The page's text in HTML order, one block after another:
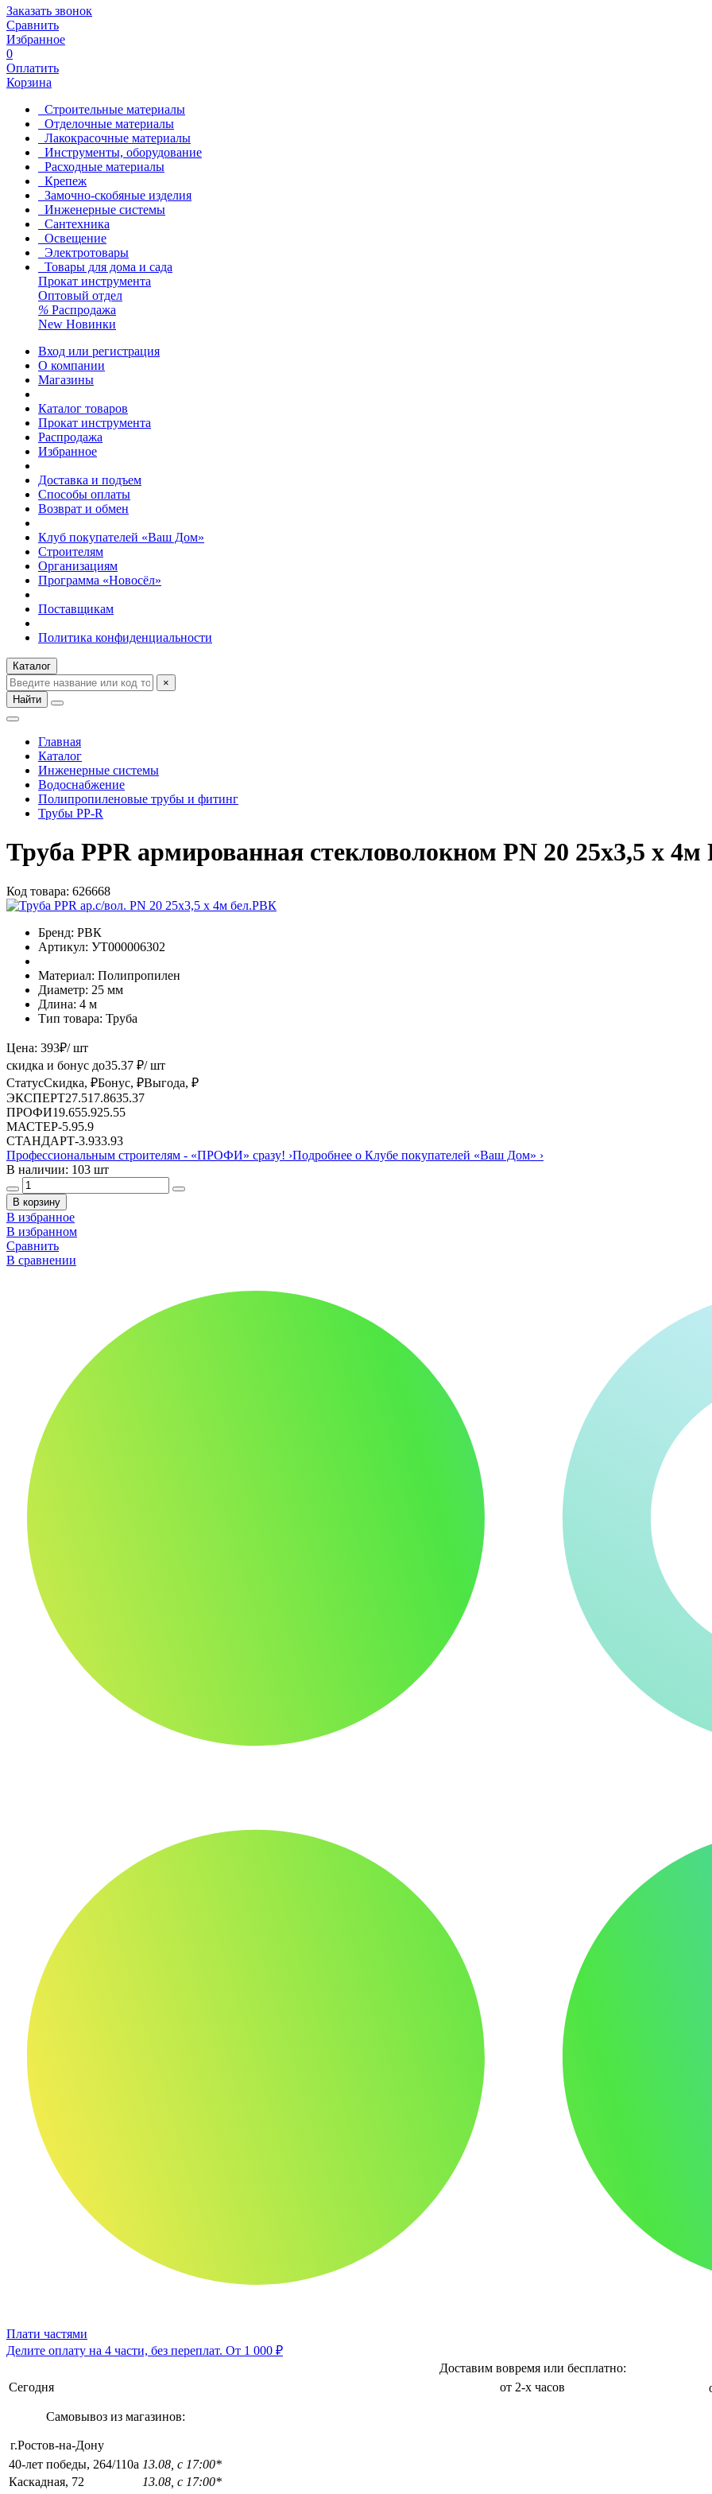
Заказать звонок
Сравнить
Избранное
0
Оплатить
Корзина
Строительные материалы
Отделочные материалы
Лакокрасочные материалы
Инструменты, оборудование
Расходные материалы
Крепеж
Замочно-скобяные изделия
Инженерные системы
Сантехника
Освещение
Электротовары
Товары для дома и сада
Прокат инструмента
Оптовый отдел
% Распродажа
New Новинки
Вход или регистрация
О компании
Магазины
Каталог товаров
Прокат инструмента
Распродажа
Избранное
Доставка и подъем
Способы оплаты
Возврат и обмен
Клуб покупателей «Ваш Дом»
Строителям
Организациям
Программа «Новосёл»
Поставщикам
Политика конфиденциальности
Каталог
×
Найти
Главная
Каталог
Инженерные системы
Водоснабжение
Полипропиленовые трубы и фитинг
Трубы PP-R
Труба PPR армированная стекловолокном PN 20 25х3,5 х
Код товара: 626668
Бренд: РВК
Артикул: УТ000006302
Материал: Полипропилен
Диаметр: 25 мм
Длина: 4 м
Тип товара: Труба
Цена: 393₽/ шт
скидка и бонус до35.37 ₽/ шт
СтатусСкидка, ₽Бонус, ₽Выгода, ₽
ЭКСПЕРТ27.51 7.8635.37
ПРОФИ19.655.925.55
МАСТЕР-5.95.9
СТАНДАРТ-3.933.93
Профессиональным строителям - «ПРОФИ» сразу! ›Подробнее о Клубе покупателей «Ваш Дом» ›
В наличии: 103 шт
В корзину
В избранное
В избранном
Сравнить
В сравнении
Плати частями
Делите оплату на 4 части, без переплат. От 1 000 ₽
Доставим вовремя или бесплатно:
Сегодня
от 2-х часов
Самовывоз из магазинов:
г.Ростов-на-Дону
40-лет победы, 264/110а 13.08, с 17:00*
Каскадная, 72
13.08, с 17:00*